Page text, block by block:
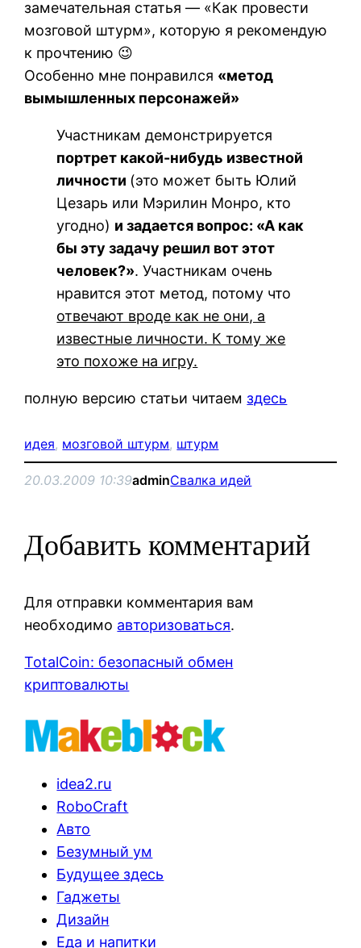
замечательная статья — «Как провести
мозговой штурм», которую я рекомендую
к прочтению 😉
Особенно мне понравился «метод
вымышленных персонажей»
Участникам демонстрируется
портрет какой-нибудь известной
личности (это может быть Юлий
Цезарь или Мэрилин Монро, кто
угодно) и задается вопрос: «А как
бы эту задачу решил вот этот
человек?». Участникам очень
нравится этот метод, потому что
отвечают вроде как не они, а
известные личности. К тому же
это похоже на игру.
полную версию статьи читаем здесь
идея, мозговой штурм, штурм
20.03.2009 10:39adminСвалка идей
Добавить комментарий
Для отправки комментария вам
необходимо авторизоваться.
TotalCoin: безопасный обмен
криптовалюты
idea2.ru
RoboCraft
Авто
Безумный ум
Будущее здесь
Гаджеты
Дизайн
Еда и напитки